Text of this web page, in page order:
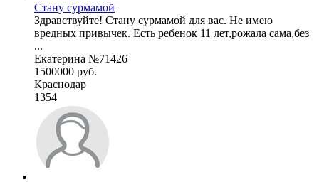
Стану сурмамой
Здравствуйте! Стану сурмамой для вас. Не имею
вредных привычек. Есть ребенок 11 лет,рожала сама,без
...
Екатерина №71426
1500000 руб.
Краснодар
1354